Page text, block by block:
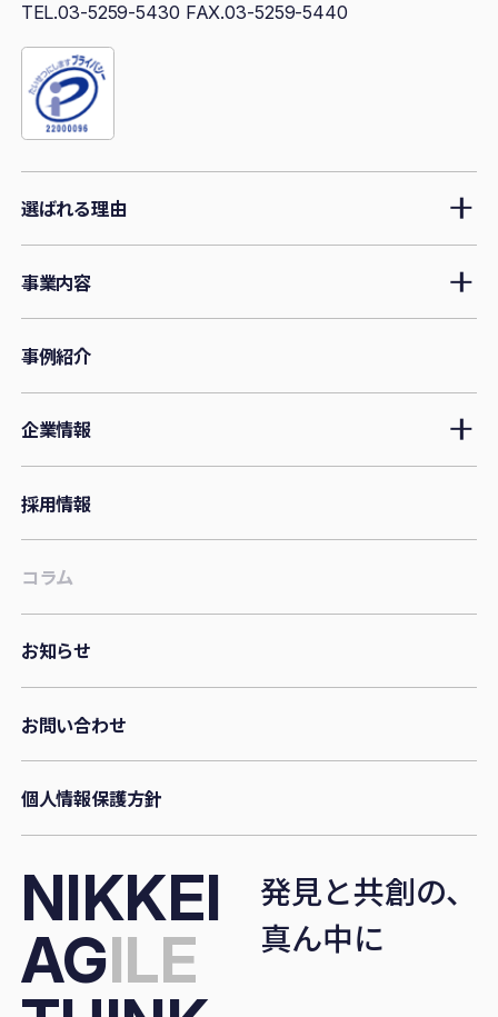
TEL.03-5259-5430 FAX.03-5259-5440
選ばれる理由
事業内容
事例紹介
企業情報
採用情報
コラム
お知らせ
お問い合わせ
個人情報保護方針
NIKKEI
AGILE
発見と共創の、
真ん中に